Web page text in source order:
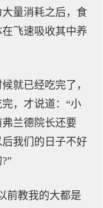
量消耗之后，食
飞速吸收其中养
就已经吃完了，
，才说道：“小
兰德院长还要
我们的日子不好
前教我的大都是